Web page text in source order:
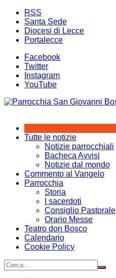
Salta
contenuto
RSS
Santa Sede
Diocesi di Lecce
Portalecce
Facebook
Twitter
Instagram
YouTube
Tutte le notizie
Notizie parrocchiali
Bacheca Avvisi
Notizie dal mondo
Commento al Vangelo
Parrocchia
Storia
I sacerdoti
Consiglio Pastorale
Orario Messe
Teatro don Bosco
Calendario
Cookie Policy